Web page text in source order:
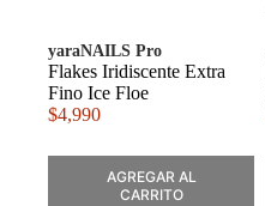
yaraNAILS Pro
Flakes Iridiscente Extra
Fino Ice Floe
$4,990
AGREGAR AL
CARRITO